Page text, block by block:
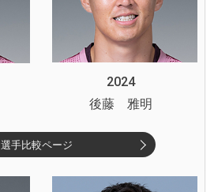
2024
後藤 雅明
選手比較ページ